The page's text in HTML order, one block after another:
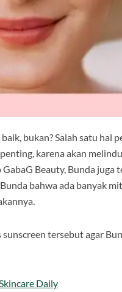
bukan? Salah satu hal
karena akan
Beauty, Bunda juga
bahwa ada banyak
tersebut agar
Daily